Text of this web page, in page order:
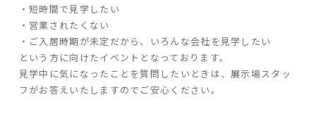
・短時間で見学したい
・営業されたくない
・ご入居時期が未定だから、いろんな会社を見学したい
という方に向けたイベントとなっております。
見学中に気になったことを質問したいときは、展示場スタッ
フがお答えいたしますのでご安心ください。